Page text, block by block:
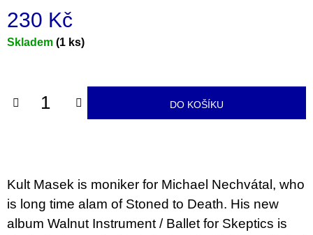
230 Kč
Měrná
Skladem (1 ks)
DO KOŠÍKU
Kult Masek is moniker for Michael Nechvátal, who
is long time alam of Stoned to Death. His new
album Walnut Instrument / Ballet for Skeptics is
D
o
p
u
JMÉNO
380
Kč